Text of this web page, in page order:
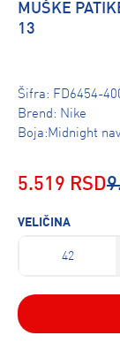
MUŠKE
13
Šifra: FD6454-
Brend: Nike
Boja:Midnight
5.519 RSD
VELIČINA
42